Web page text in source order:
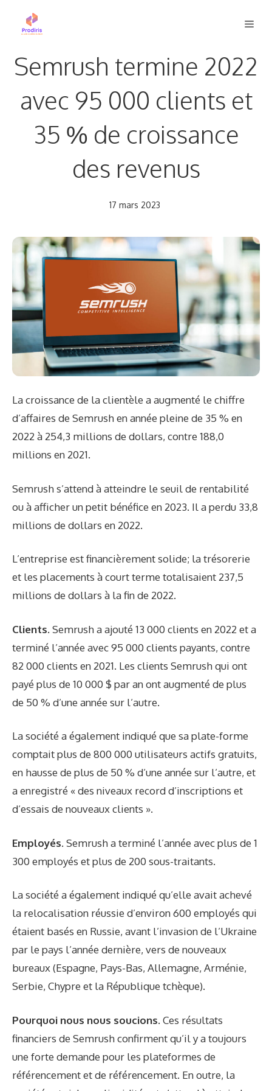
Semrush termine 2022
avec 95 000 clients et
35 % de croissance
des revenus
17 mars 2023
La croissance de la clientèle a augmenté le chiffre
d’affaires de Semrush en année pleine de 35 % en
2022 à 254,3 millions de dollars, contre 188,0
millions en 2021.
Semrush s’attend à atteindre le seuil de rentabilité
ou à afficher un petit bénéfice en 2023. Il a perdu 33,8
millions de dollars en 2022.
L’entreprise est financièrement solide; la trésorerie
et les placements à court terme totalisaient 237,5
millions de dollars à la fin de 2022.
Clients. Semrush a ajouté 13 000 clients en 2022 et a
terminé l’année avec 95 000 clients payants, contre
82 000 clients en 2021. Les clients Semrush qui ont
payé plus de 10 000 $ par an ont augmenté de plus
de 50 % d’une année sur l’autre.
La société a également indiqué que sa plate-forme
comptait plus de 800 000 utilisateurs actifs gratuits,
en hausse de plus de 50 % d’une année sur l’autre, et
a enregistré « des niveaux record d’inscriptions et
d’essais de nouveaux clients ».
Employés. Semrush a terminé l’année avec plus de 1
300 employés et plus de 200 sous-traitants.
La société a également indiqué qu’elle avait achevé
la relocalisation réussie d’environ 600 employés qui
étaient basés en Russie, avant l’invasion de l’Ukraine
par le pays l’année dernière, vers de nouveaux
bureaux (Espagne, Pays-Bas, Allemagne, Arménie,
Serbie, Chypre et la République tchèque).
Pourquoi nous nous soucions. Ces résultats
financiers de Semrush confirment qu’il y a toujours
une forte demande pour les plateformes de
référencement et de référencement. En outre, la